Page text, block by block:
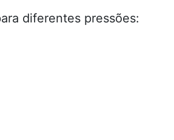
diferentes pressões: